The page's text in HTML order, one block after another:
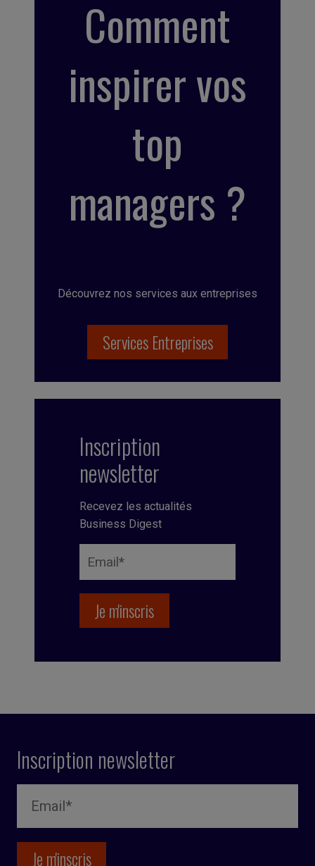
Comment
inspirer vos
top
managers ?
Découvrez nos services aux entreprises
Services Entreprises
Inscription
newsletter
Recevez les actualités
Business Digest
Inscription newsletter